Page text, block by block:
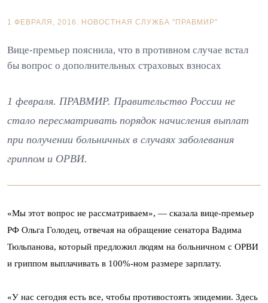
1 ФЕВРАЛЯ, 2016. НОВОСТНАЯ СЛУЖБА "ПРАВМИР"
Вице-премьер пояснила, что в противном случае встал
бы вопрос о дополнительных страховых взносах
1 февраля. ПРАВМИР. Правительство России не
стало пересматривать порядок начисления выплат
при получении больничных в случаях заболевания
гриппом и ОРВИ.
«Мы этот вопрос не рассматриваем», — сказала вице-премьер
РФ Ольга Голодец, отвечая на обращение сенатора Вадима
Тюльпанова, который предложил людям на больничном с ОРВИ
и гриппом выплачивать в 100%-ном размере зарплату.
«У нас сегодня есть все, чтобы противостоять эпидемии. Здесь